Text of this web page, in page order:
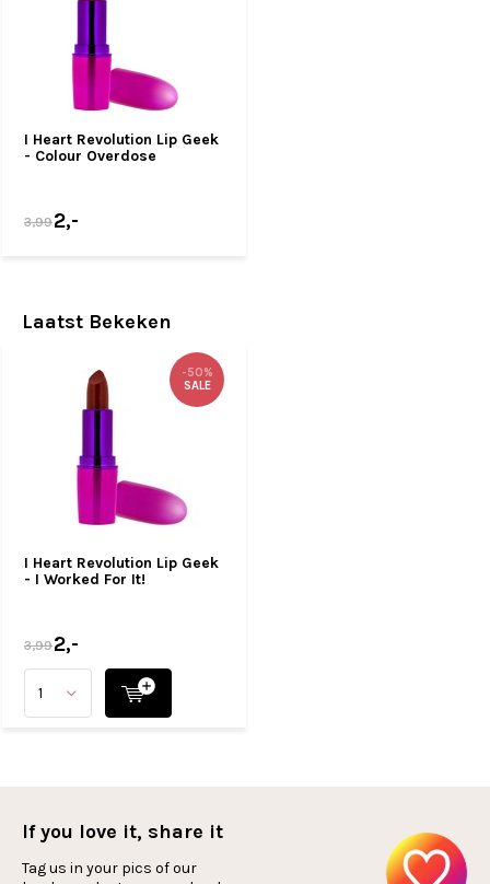
I Heart Revolution Lip Geek
- Colour Overdose
3,992,-
Laatst Bekeken
I Heart Revolution Lip Geek
- I Worked For It!
-50%
SALE
3,992,-
If you love it, share it
Tag us in your pics of our